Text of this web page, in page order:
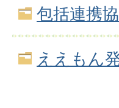
包括連携
ええもん